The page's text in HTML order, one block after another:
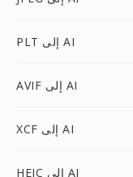
PLT إلى AI
AVIF إلى AI
XCF إلى AI
HEIC إلى AI